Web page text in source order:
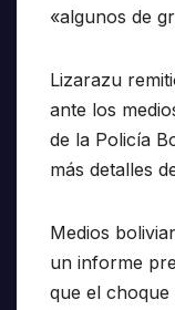
«algunos de
Lizarazu
ante los
de la Policía
más detalles
Medios
un informe
que el